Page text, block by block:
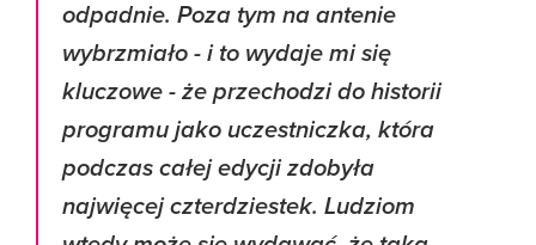
odpadnie. Poza tym na antenie
wybrzmiało - i to wydaje mi się
kluczowe - że przechodzi do historii
programu jako uczestniczka, która
podczas całej edycji zdobyła
najwięcej czterdziestek. Ludziom